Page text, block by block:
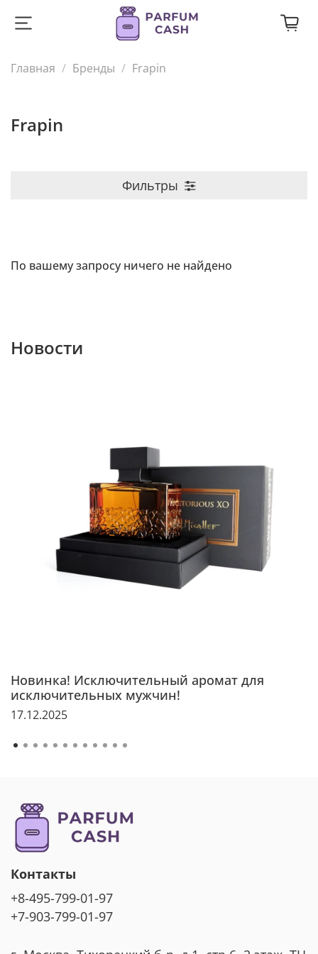
Главная Бренды Frapin
Frapin
Фильтры
По вашему запросу ничего не найдено
Новости
Новинка! Исключительный аромат для
исключительных мужчин!
17.12.2025
Контакты
+8-495-799-01-97
+7-903-799-01-97